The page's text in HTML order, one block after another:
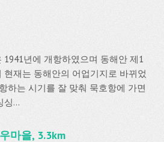
년에 개항하였으며 동해안 제1
현재는 동해안의 어업기지로 바뀌었
하는 시기를 잘 맞춰 묵호항에 가면
싱...
마을, 3.3km